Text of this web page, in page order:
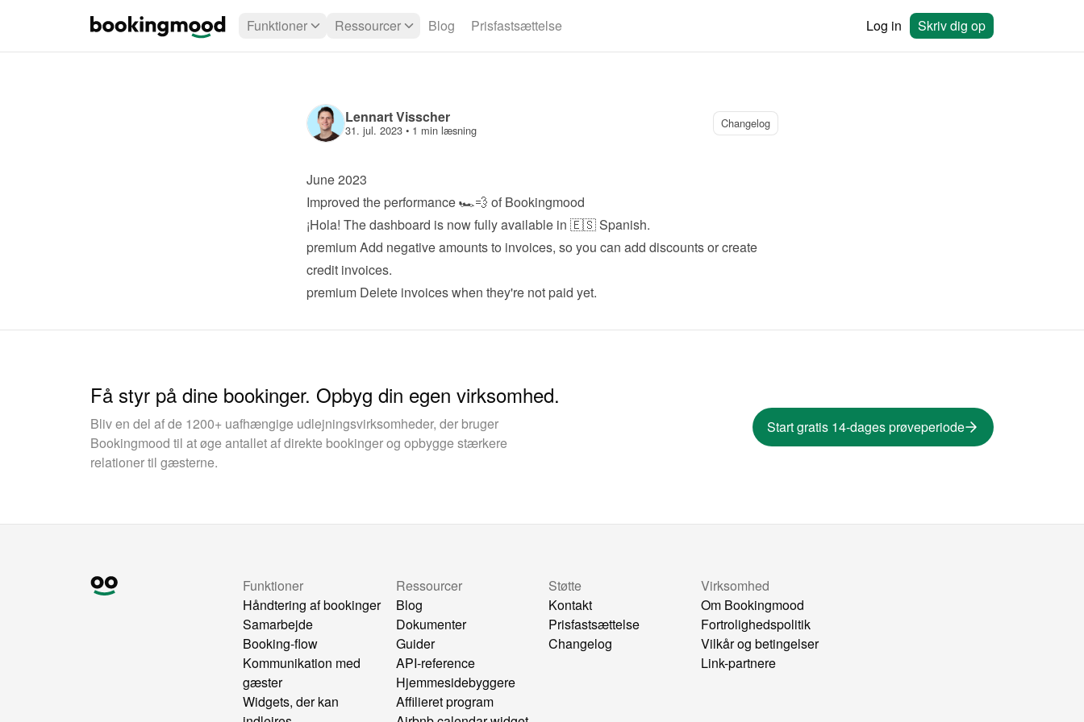
Funktioner Ressourcer Blog Prisfastsættelse Log in Skriv dig op
Lennart Visscher
31. jul. 2023 • 1 min læsning Changelog
June 2023
Improved the performance 🏎️💨 of Bookingmood
¡Hola! The dashboard is now fully available in 🇪🇸 Spanish.
premium Add negative amounts to invoices, so you can add discounts or create
credit invoices.
premium Delete invoices when they're not paid yet.
Få styr på dine bookinger. Opbyg din egen virksomhed.
Bliv en del af de 1200+ uafhængige udlejningsvirksomheder, der bruger
Bookingmood til at øge antallet af direkte bookinger og opbygge stærkere
relationer til gæsterne.
Start gratis 14-dages prøveperiode
Funktioner
Håndtering af bookinger
Samarbejde
Booking-flow
Kommunikation med
gæster
Widgets, der kan
Ressourcer
Blog
Dokumenter
Guider
API-reference
Hjemmesidebyggere
Affilieret program
Støtte
Kontakt
Prisfastsættelse
Changelog
Virksomhed
Om Bookingmood
Fortrolighedspolitik
Vilkår og betingelser
Link-partnere